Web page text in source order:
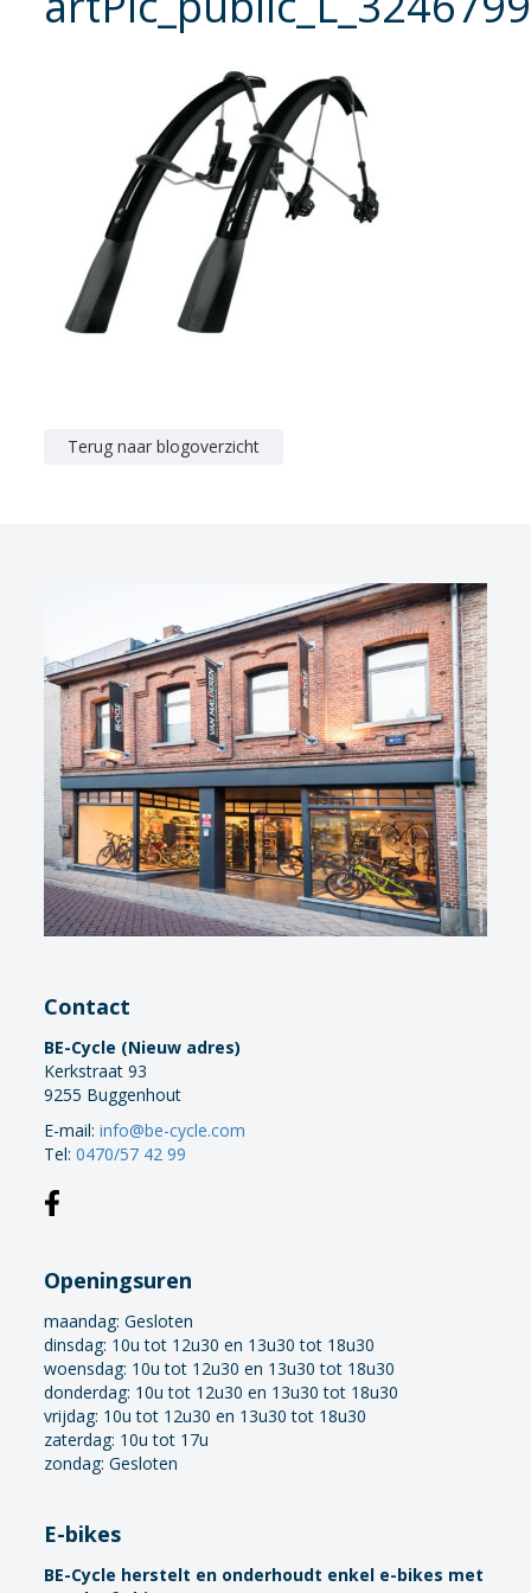
Terug naar blogoverzicht
Contact
BE-Cycle (Nieuw adres)
Kerkstraat 93
9255 Buggenhout
E-mail:info@be-cycle.com
Tel:0470/57 42 99
Openingsuren
maandag:Gesloten
dinsdag: 10u tot 12u30 en 13u30 tot 18u30
woensdag: 10u tot 12u30 en 13u30 tot 18u30
donderdag: 10u tot 12u30 en 13u30 tot 18u30
vrijdag: 10u tot 12u30 en 13u30 tot 18u30
zaterdag: 10u tot 17u
zondag: Gesloten
E-bikes
BE-Cycle herstelt en onderhoudt enkel e-bikes met